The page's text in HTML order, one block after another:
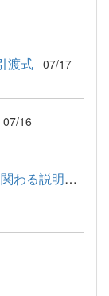
渡式 07/17
07/16
令和8年度 障がい福祉サービス利用に関わる説明会が行われました